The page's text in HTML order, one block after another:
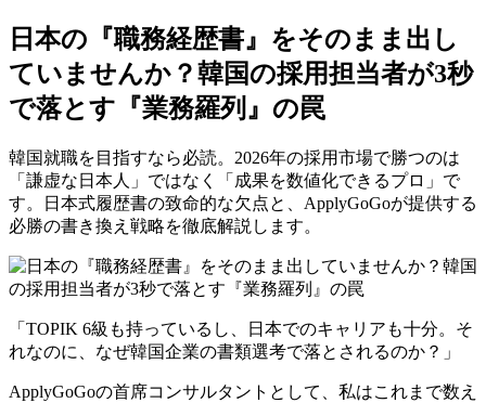
日本の『職務経歴書』をそのまま出し
ていませんか？韓国の採用担当者が3秒
で落とす『業務羅列』の罠
韓国就職を目指すなら必読。2026年の採用市場で勝つのは
「謙虚な日本人」ではなく「成果を数値化できるプロ」で
す。日本式履歴書の致命的な欠点と、ApplyGoGoが提供する
必勝の書き換え戦略を徹底解説します。
「TOPIK 6級も持っているし、日本でのキャリアも十分。そ
れなのに、なぜ韓国企業の書類選考で落とされるのか？」
ApplyGoGoの首席コンサルタントとして、私はこれまで数え